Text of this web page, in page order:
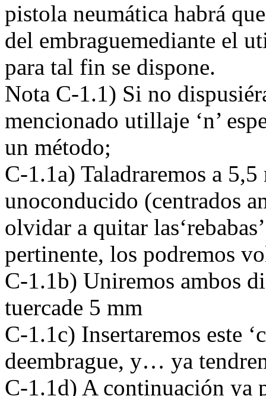
pistola neumática habrá
del embraguemediante el
para tal fin se dispone.
Nota C-1.1) Si no
mencionado utillaje ‘n’
un método;
C-1.1a) Taladraremos a
unoconducido (centrados
olvidar a quitar
pertinente, los podremos
C-1.1b) Uniremos ambos
tuercade 5 mm
C-1.1c) Insertaremos este
deembrague, y… ya
C-1.1d) A continuación ya